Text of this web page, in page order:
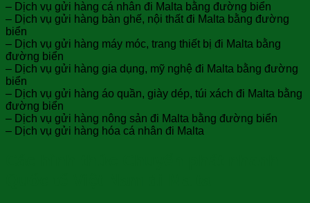
– Dịch vụ gửi hàng cá nhân đi Malta bằng đường biển
– Dịch vụ gửi hàng bàn ghế, nội thất đi Malta bằng đường
biển
– Dịch vụ gửi hàng máy móc, trang thiết bị đi Malta bằng
đường biển
– Dịch vụ gửi hàng gia dụng, mỹ nghệ đi Malta bằng đường
biển
– Dịch vụ gửi hàng áo quần, giày dép, túi xách đi Malta bằng
đường biển
– Dịch vụ gửi hàng nông sản đi Malta bằng đường biển
– Dịch vụ gửi hàng hóa cá nhân đi Malta